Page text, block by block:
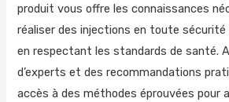
produit vous offre les connaissances
réaliser des injections en toute
en respectant les standards de santé.
d’experts et des recommandations
accès à des méthodes éprouvées pour